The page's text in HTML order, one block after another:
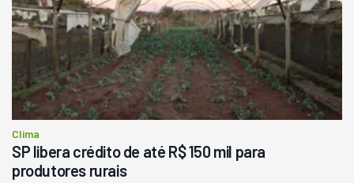
Clima
SP libera crédito de até R$ 150 mil para
produtores rurais